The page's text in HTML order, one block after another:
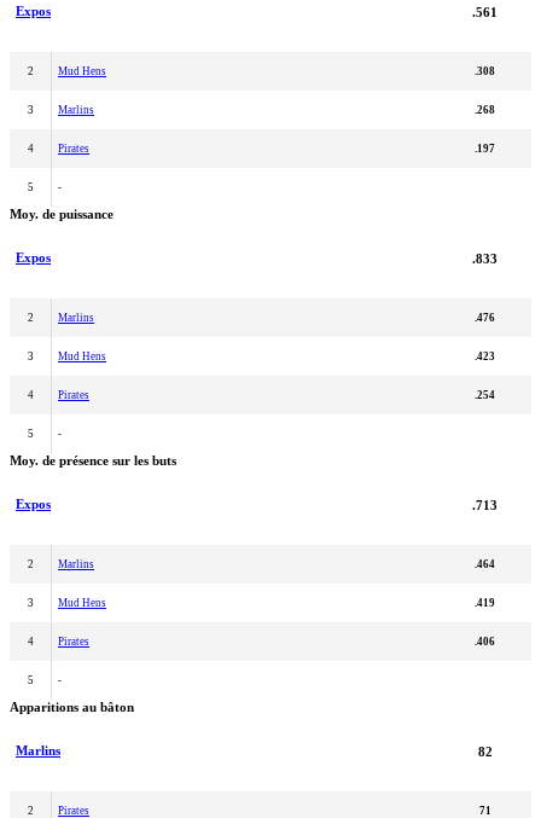
Expos .561
2 Mud Hens .308
3 Marlins .268
4 Pirates .197
5 -
Moy. de puissance
Expos .833
2 Marlins .476
3 Mud Hens .423
4 Pirates .254
5 -
Moy. de présence sur les buts
Expos .713
2 Marlins .464
3 Mud Hens .419
4 Pirates .406
5 -
Apparitions au bâton
Marlins 82
2 Pirates 71